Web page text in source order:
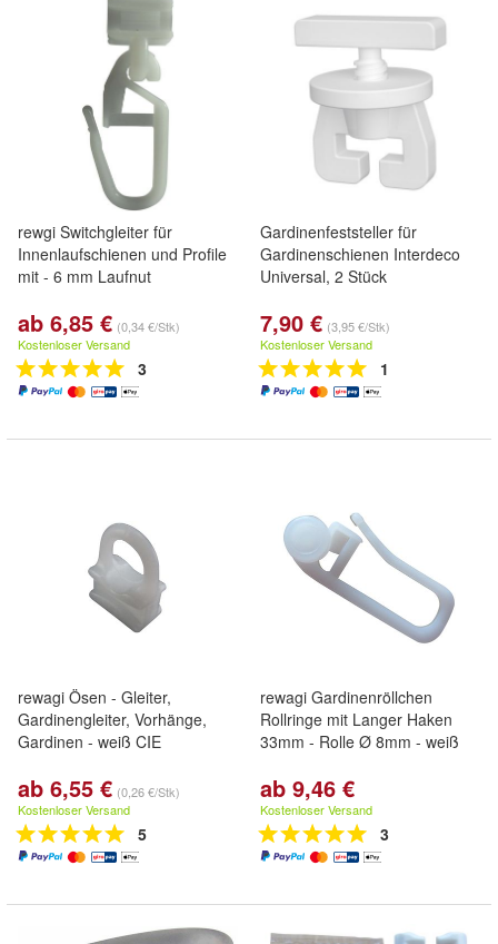
rewgi Switchgleiter für
Innenlaufschienen und Profile
mit - 6 mm Laufnut
ab 6,85 € (0,34 €/Stk)
Kostenloser Versand
3
Gardinenfeststeller für
Gardinenschienen Interdeco
Universal, 2 Stück
7,90 € (3,95 €/Stk)
Kostenloser Versand
1
rewagi Ösen - Gleiter,
Gardinengleiter, Vorhänge,
Gardinen - weiß CIE
ab 6,55 € (0,26 €/Stk)
Kostenloser Versand
5
rewagi Gardinenröllchen
Rollringe mit Langer Haken
33mm - Rolle Ø 8mm - weiß
ab 9,46 €
Kostenloser Versand
3